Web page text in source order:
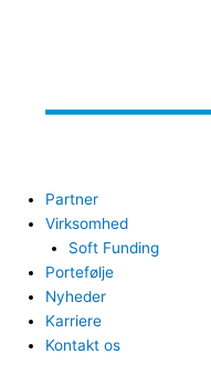
Partner
Virksomhed
Soft Funding
Portefølje
Nyheder
Karriere
Kontakt os